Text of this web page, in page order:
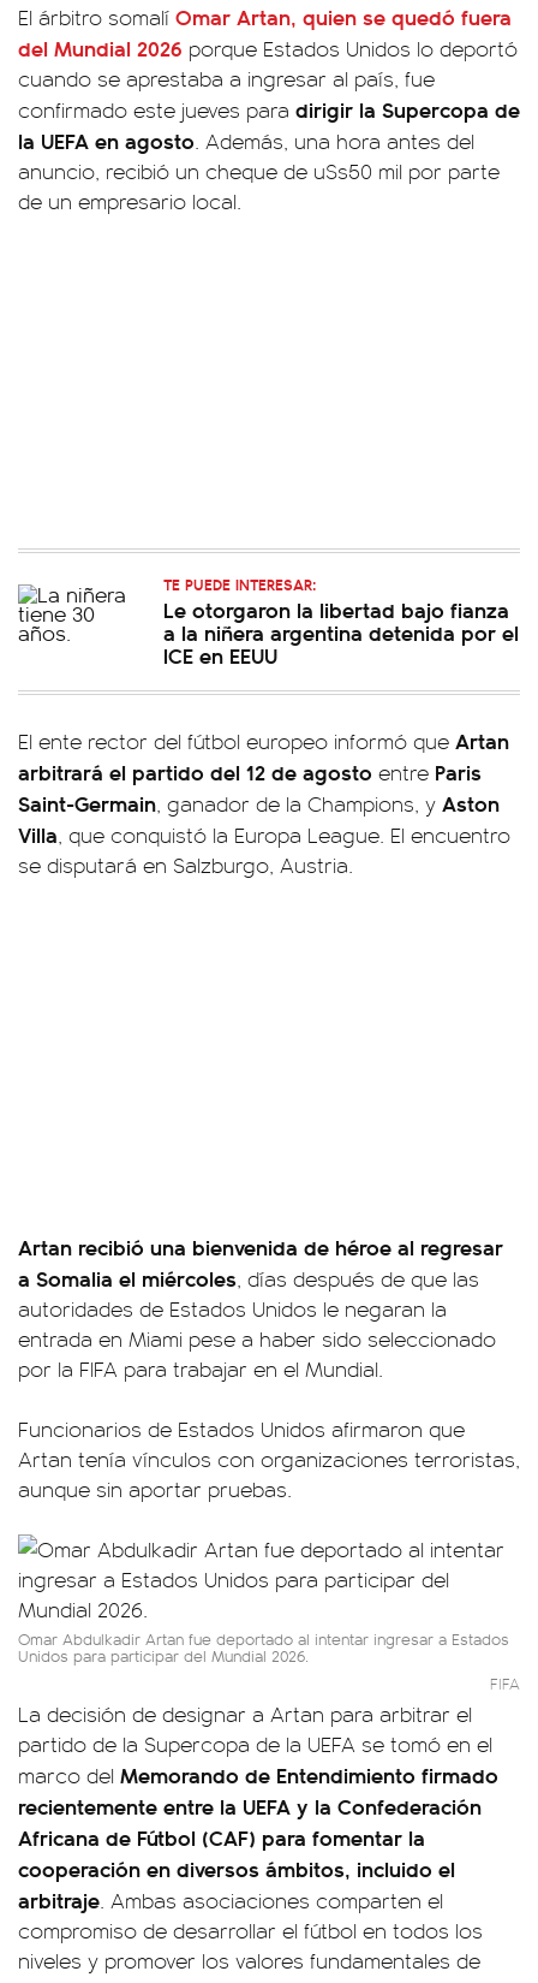
El árbitro somalí Omar Artan, quien se quedó fuera
del Mundial 2026 porque Estados Unidos lo deportó
cuando se aprestaba a ingresar al país, fue
confirmado este jueves para dirigir la Supercopa de
la UEFA en agosto. Además, una hora antes del
anuncio, recibió un cheque de u$s50 mil por parte
de un empresario local.
TE PUEDE INTERESAR:
Le otorgaron la libertad bajo fianza
a la niñera argentina detenida por el
ICE en EEUU
El ente rector del fútbol europeo informó que Artan
arbitrará el partido del 12 de agosto entre Paris
Saint-Germain, ganador de la Champions, y Aston
Villa, que conquistó la Europa League. El encuentro
se disputará en Salzburgo, Austria.
Artan recibió una bienvenida de héroe al regresar
a Somalia el miércoles, días después de que las
autoridades de Estados Unidos le negaran la
entrada en Miami pese a haber sido seleccionado
por la FIFA para trabajar en el Mundial.
Funcionarios de Estados Unidos afirmaron que
Artan tenía vínculos con organizaciones terroristas,
aunque sin aportar pruebas.
Omar Abdulkadir Artan fue deportado al intentar ingresar a Estados
Unidos para participar del Mundial 2026.
FIFA
La decisión de designar a Artan para arbitrar el
partido de la Supercopa de la UEFA se tomó en el
marco del Memorando de Entendimiento firmado
recientemente entre la UEFA y la Confederación
Africana de Fútbol (CAF) para fomentar la
cooperación en diversos ámbitos, incluido el
arbitraje. Ambas asociaciones comparten el
compromiso de desarrollar el fútbol en todos los
niveles y promover los valores fundamentales de